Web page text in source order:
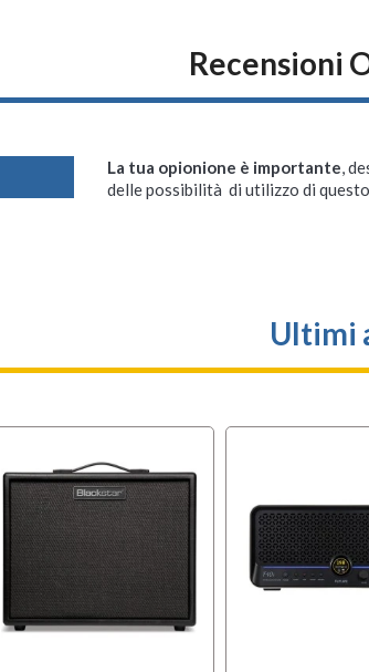
Recensioni
La tua opionione è importante,
delle possibilità di utilizzo di
Ultimi